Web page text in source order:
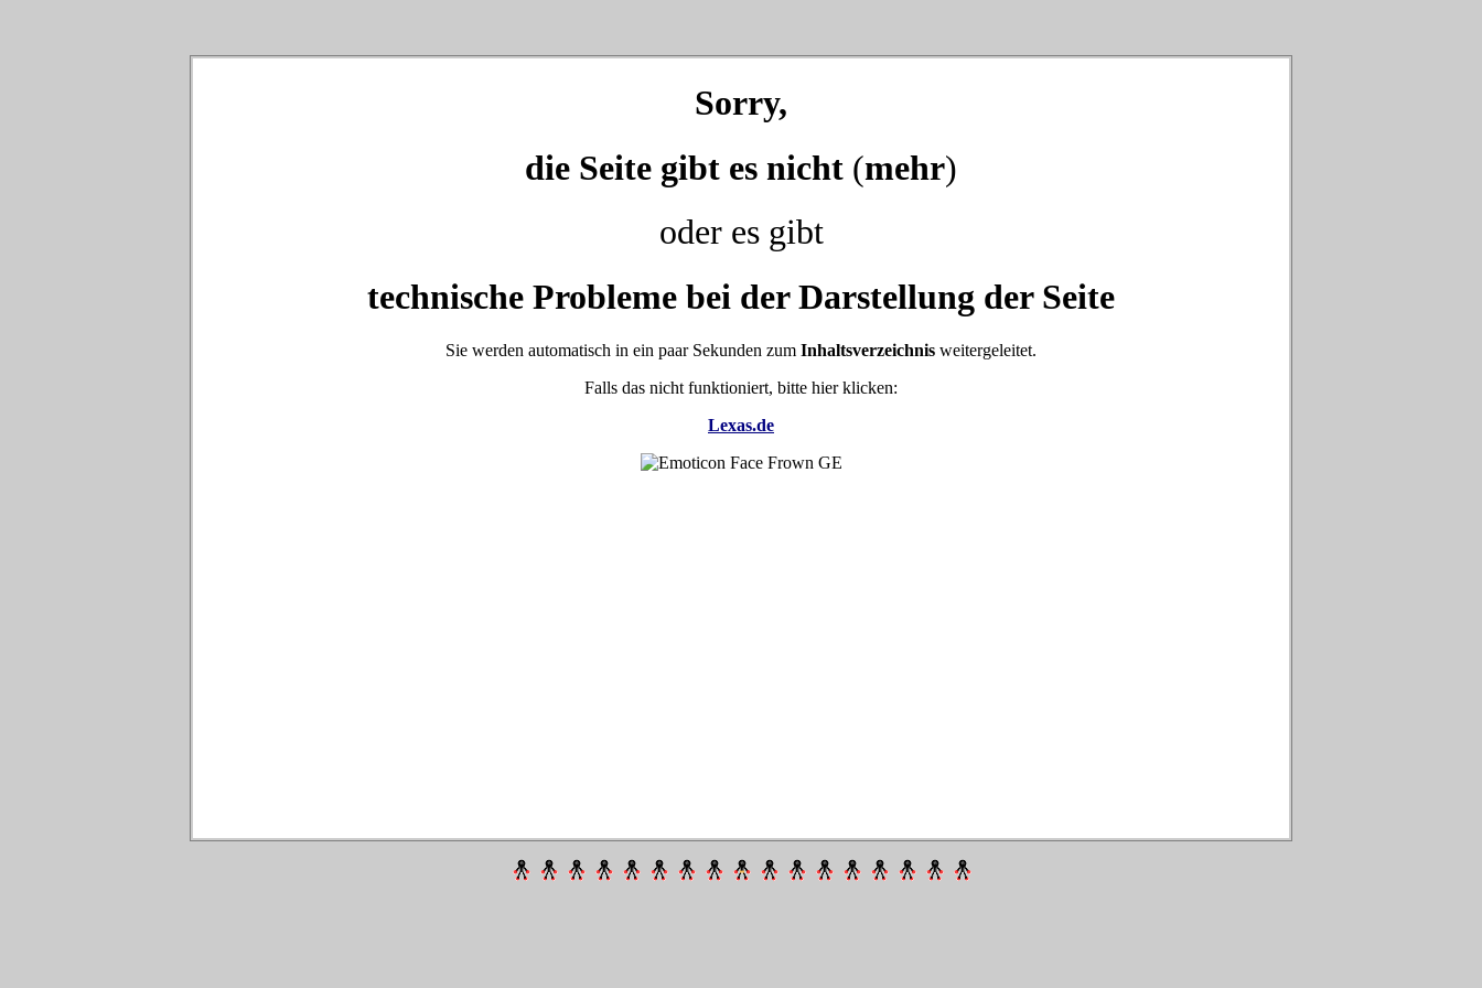
Sorry,
die Seite gibt es nicht (mehr)
oder es gibt
technische Probleme bei der Darstellung der Seite
Sie werden automatisch in ein paar Sekunden zum Inhaltsverzeichnis weitergeleitet.
Falls das nicht funktioniert, bitte hier klicken:
Lexas.de